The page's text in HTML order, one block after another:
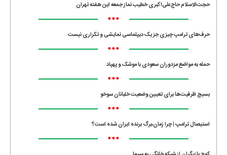
حجت‌الاسلام حاج‌علی‌اکبری خطیب نماز جمعه این هفته تهران
•••
حرف‌های ترامپ چیزی جز یک دیپلماسی نمایشی و تکراری نیست
•••
حمله به مواضع مزدوران سعودی با موشک و پهپاد
•••
بسیج ظرفیت‌ها برای تعیین وضعیت خلبانان سوخو
•••
استیصال ترامپ | چرا زمان،برگ برنده ایران شده است؟
•••